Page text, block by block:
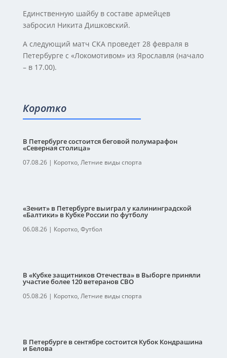
Единственную шайбу в составе армейцев
забросил Никита Дишковский.
А следующий матч СКА проведет 28 февраля в
Петербурге с «Локомотивом» из Ярославля (начало
– в 17.00).
Коротко
В Петербурге состоится беговой полумарафон
«Северная столица»
07.08.26| Коротко, Летние виды спорта
«Зенит» в Петербурге выиграл у калининградской
«Балтики» в Кубке России по футболу
06.08.26| Коротко, Футбол
В «Кубке защитников Отечества» в Выборге приняли
участие более 120 ветеранов СВО
05.08.26| Коротко, Летние виды спорта
В Петербурге в сентябре состоится Кубок Кондрашина
и Белова